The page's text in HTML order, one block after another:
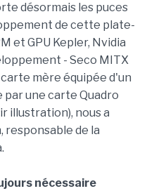
désormais les puces
de cette plate-
et GPU Kepler, Nvidia
- Seco MITX
mère équipée d'un
une carte Quadro
illustration), nous a
responsable de la
nécessaire